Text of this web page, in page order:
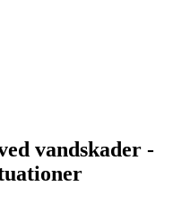
vandskader -